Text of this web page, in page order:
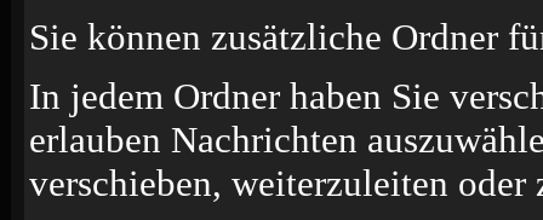
Sie können zusätzliche Ordner
In jedem Ordner haben Sie
erlauben Nachrichten
verschieben, weiterzuleiten oder